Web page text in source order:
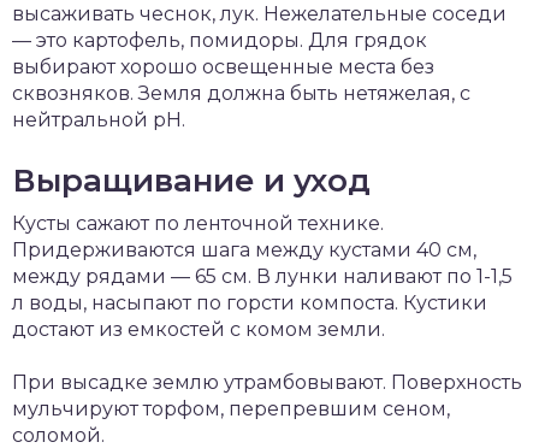
высаживать чеснок, лук. Нежелательные соседи
— это картофель, помидоры. Для грядок
выбирают хорошо освещенные места без
сквозняков. Земля должна быть нетяжелая, с
нейтральной рН.
Выращивание и уход
Кусты сажают по ленточной технике.
Придерживаются шага между кустами 40 см,
между рядами — 65 см. В лунки наливают по 1-1,5
л воды, насыпают по горсти компоста. Кустики
достают из емкостей с комом земли.
При высадке землю утрамбовывают. Поверхность
мульчируют торфом, перепревшим сеном,
соломой.